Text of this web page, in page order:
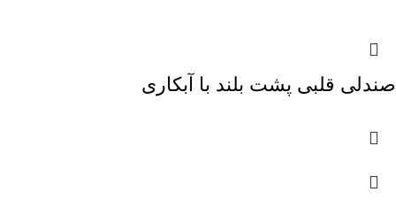
صندلی قلبی پشت بلند با آبکاری